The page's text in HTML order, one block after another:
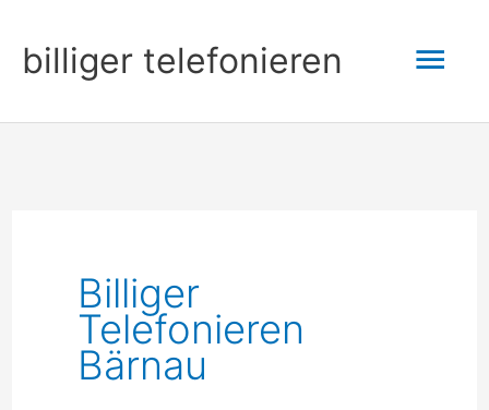
Inhalt
springen
billiger telefonieren
Billiger
Telefonieren
Bärnau